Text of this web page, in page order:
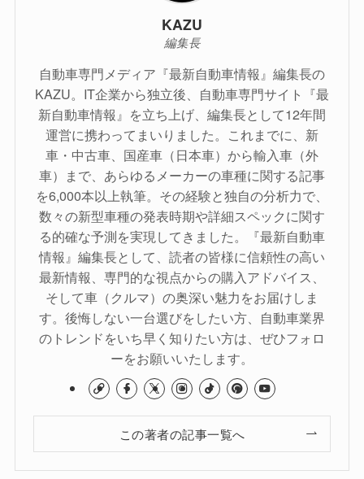
KAZU
編集長
自動車専門メディア『最新自動車情報』編集長の
KAZU。IT企業から独立後、自動車専門サイト『最
新自動車情報』を立ち上げ、編集長として12年間
運営に携わってまいりました。これまでに、新
車・中古車、国産車（日本車）から輸入車（外
車）まで、あらゆるメーカーの車種に関する記事
を6,000本以上執筆。その経験と独自の分析力で、
数々の新型車種の発表時期や詳細スペックに関す
る的確な予測を実現してきました。『最新自動車
情報』編集長として、読者の皆様に信頼性の高い
最新情報、専門的な視点からの購入アドバイス、
そして車（クルマ）の奥深い魅力をお届けしま
す。後悔しない一台選びをしたい方、自動車業界
のトレンドをいち早く知りたい方は、ぜひフォロ
ーをお願いいたします。
この著者の記事一覧へ